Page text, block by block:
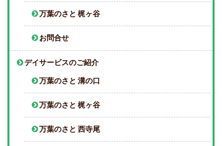
万葉のさと 梶ヶ谷
お問合せ
デイサービスのご紹介
万葉のさと 溝の口
万葉のさと 梶ヶ谷
万葉のさと 西寺尾